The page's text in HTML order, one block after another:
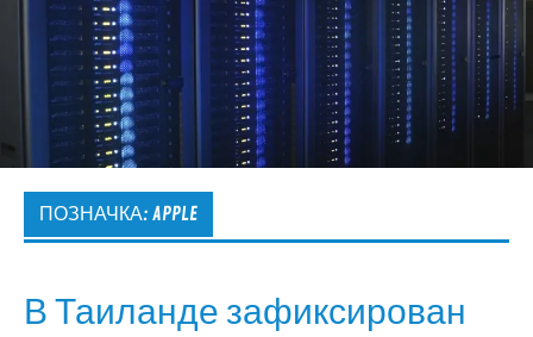
ПОЗНАЧКА: APPLE
В Таиланде зафиксирован